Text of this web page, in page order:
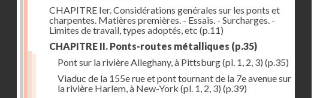
CHAPITRE Ier. Considérations genérales sur les ponts et
charpentes. Matières premières. - Essais. - Surcharges. -
Limites de travail, types adoptés, etc (p.11)
CHAPITRE II. Ponts-routes métalliques (p.35)
Pont sur la rivière Alleghany, à Pittsburg (pl. 1, 2, 3) (p.35)
Viaduc de la 155e rue et pont tournant de la 7e avenue sur
la rivière Harlem, à New-York (pl. 1, 2, 3) (p.39)